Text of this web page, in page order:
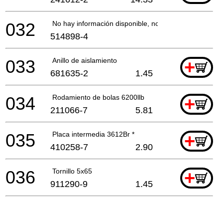
No hay información disponible, no se puede pedir
032 514898-4
Anillo de aislamiento +
033 681635-2 1.45
Rodamiento de bolas 6200llb +
034 211066-7 5.81
Placa intermedia 3612Br * +
035 410258-7 2.90
Tornillo 5x65 +
036 911290-9 1.45